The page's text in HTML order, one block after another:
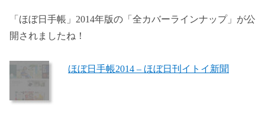
「ほぼ日手帳」2014年版の「全カバーラインナップ」が公
開されましたね！
ほぼ日手帳2014 – ほぼ日刊イトイ新聞